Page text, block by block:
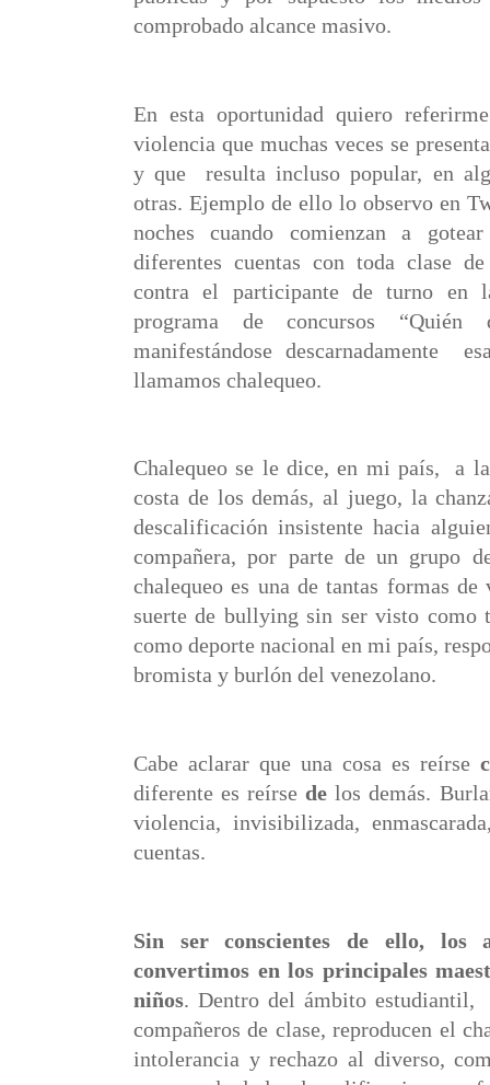
comprobado alcance masivo.
En esta oportunidad quiero
violencia que muchas veces se
y que resulta incluso popular, en
otras. Ejemplo de ello lo observo en
noches cuando comienzan a
diferentes cuentas con toda clase
contra el participante de turno en
programa de concursos “Quién
manifestándose descarnadamente
llamamos chalequeo.
Chalequeo se le dice, en mi país,
a
costa de los demás, al juego, la
descalificación insistente hacia
compañera, por parte de un grupo
chalequeo es una de tantas formas
suerte de bullying sin ser visto como
como deporte nacional en mi país,
bromista y burlón del venezolano.
Cabe aclarar que una cosa es reírse
diferente es reírsede los demás.
violencia, invisibilizada,
cuentas.
Sin ser conscientes de ello, los
convertimos en los principales
niños. Dentro del ámbito estudiantil,
compañeros de clase, reproducen el
intolerancia y rechazo al diverso,